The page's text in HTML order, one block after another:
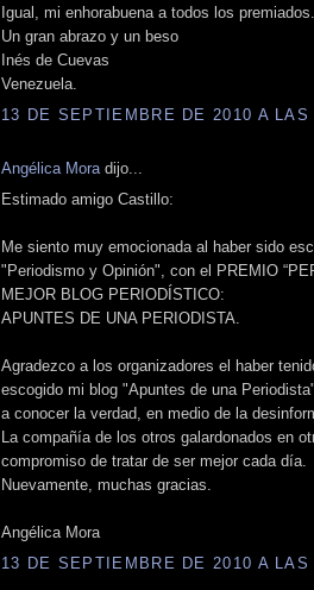
Igual, mi enhorabuena a todos los premiados.
Un gran abrazo y un beso
Inés de Cuevas
Venezuela.
13 DE SEPTIEMBRE DE 2010 A LAS
Angélica Mora dijo...
Estimado amigo Castillo:
Me siento muy emocionada al haber sido
"Periodismo y Opinión", con el PREMIO
MEJOR BLOG PERIODÍSTICO:
APUNTES DE UNA PERIODISTA.
Agradezco a los organizadores el haber
escogido mi blog "Apuntes de una
a conocer la verdad, en medio de la
La compañía de los otros galardonados en
compromiso de tratar de ser mejor cada día.
Nuevamente, muchas gracias.
Angélica Mora
13 DE SEPTIEMBRE DE 2010 A LAS